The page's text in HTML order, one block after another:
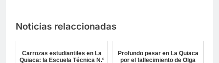
Noticias relaccionadas
Carrozas estudiantiles en La
Quiaca: la Escuela Técnica N.º
Profundo pesar en La Quiaca
por el fallecimiento de Olga